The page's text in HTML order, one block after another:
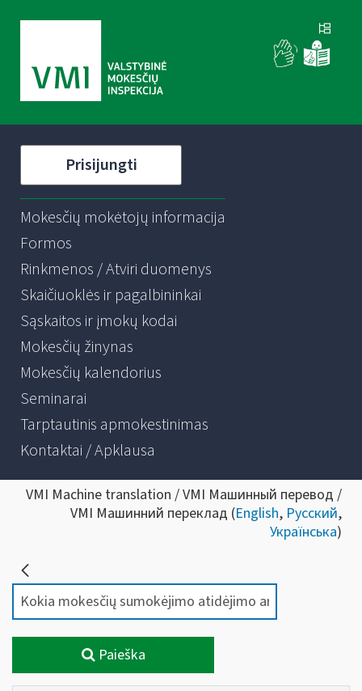
Prisijungti
Mokesčių mokėtojų informacija
Formos
Rinkmenos / Atviri duomenys
Skaičiuoklės ir pagalbininkai
Sąskaitos ir įmokų kodai
Mokesčių žinynas
Mokesčių kalendorius
Seminarai
Tarptautinis apmokestinimas
Kontaktai / Apklausa
VMI Machine translation / VMI Машинный перевод /
VMI Машинний переклад (English, Русский,
Українська)
Paieška